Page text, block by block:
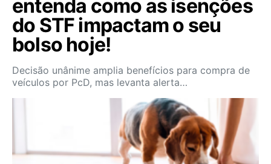
entenda como as isenções
do STF impactam o seu
bolso hoje!
Decisão unânime amplia benefícios para compra de
veículos por PcD, mas levanta alerta…